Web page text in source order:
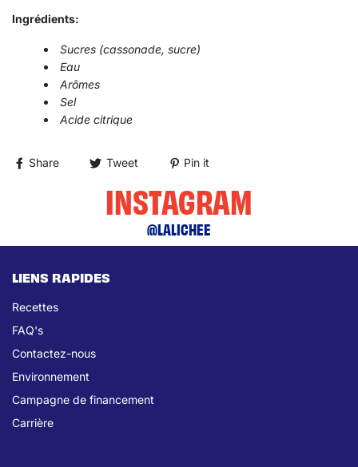
Ingrédients:
Sucres (cassonade, sucre)
Eau
Arômes
Sel
Acide citrique
Share Tweet Pin it
INSTAGRAM
@LALICHEE
LIENS RAPIDES
Recettes
FAQ's
Contactez-nous
Environnement
Campagne de financement
Carrière